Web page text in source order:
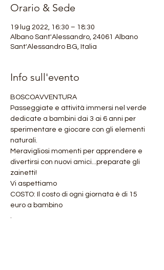
Orario & Sede
19 lug 2022, 16:30 – 18:30
Albano Sant'Alessandro, 24061 Albano
Sant'Alessandro BG, Italia
Info sull'evento
BOSCOAVVENTURA
Passeggiate e attività immersi nel verde
dedicate a bambini dai 3 ai 6 anni per
sperimentare e giocare con gli elementi
naturali.
Meravigliosi momenti per apprendere e
divertirsi con nuovi amici...preparate gli
zainetti!
Vi aspettiamo
COSTO: Il costo di ogni giornata è di 15
euro a bambino
.